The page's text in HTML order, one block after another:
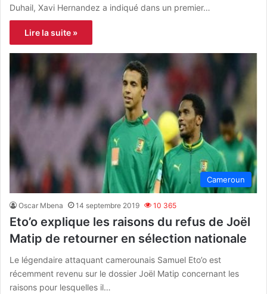
Duhail, Xavi Hernandez a indiqué dans un premier…
Lire la suite »
Cameroun
Oscar Mbena 14 septembre 2019 10 365
Eto’o explique les raisons du refus de Joël
Matip de retourner en sélection nationale
Le légendaire attaquant camerounais Samuel Eto’o est
récemment revenu sur le dossier Joël Matip concernant les
raisons pour lesquelles il…